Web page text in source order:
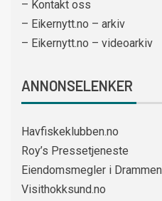
– Kontakt oss
– Eikernytt.no – arkiv
– Eikernytt.no – videoarkiv
ANNONSELENKER
Havfiskeklubben.no
Roy’s Pressetjeneste
Eiendomsmegler i Drammen
Visithokksund.no